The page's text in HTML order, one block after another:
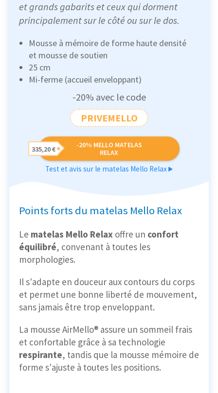
et grands gabarits et ceux qui dorment
principalement sur le côté ou sur le dos.
Mousse à mémoire de forme haute densité
et mousse de soutien
25 cm
Mi-ferme (accueil enveloppant)
-20% avec le code
PRIVEMELLO
-20% MELLO MATELAS
RELAX
335,20 €
Test et avis sur le matelas Mello Relax
Points forts du matelas Mello Relax
Le matelas Mello Relax offre un confort
équilibré, convenant à toutes les
morphologies.
Il s'adapte en douceur aux contours du corps
et permet une bonne liberté de mouvement,
sans jamais être trop enveloppant.
La mousse AirMello® assure un sommeil frais
et confortable grâce à sa technologie
respirante, tandis que la mousse mémoire de
forme s'ajuste à toutes les positions.